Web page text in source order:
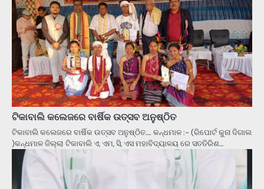
ଟିକାବାଲି କଲେଜରେ ବାର୍ଷିକ ଉତ୍ସବ ଅନୁଷ୍ଠିତ
ଟିକାବାଲି କଲେଜରେ ବାର୍ଷିକ ଉତ୍ସବ ଅନୁଷ୍ଠିତ…. କନ୍ଧମାଳ :- (ରିପୋର୍ଟ କୁନା ଦିଗାଲ
)କନ୍ଧମାଳ ଜିଲ୍ଲା ଟିକାବାଲି ଏ, ଏମ, ସି, ଏସ ମହାବିଦ୍ୟାଳୟ ରେ ସତତିରିଶ…